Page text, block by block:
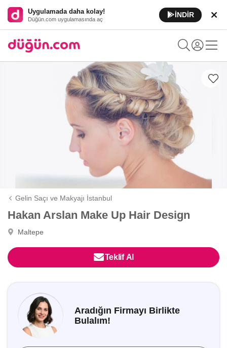
Uygulamada daha kolay!
Düğün.com uygulamasında aç
İNDİR
Gelin Saçı ve Makyajı İstanbul
Hakan Arslan Make Up Hair Design
Maltepe
Teklif Al
Aradığın Firmayı Birlikte
Bulalım!